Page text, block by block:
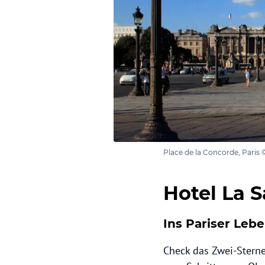
Place de la Concorde,
Hotel La
Ins Pariser
Check das Zwei-